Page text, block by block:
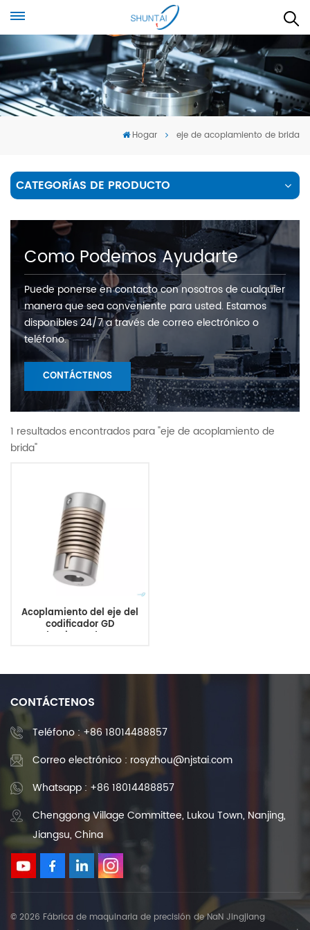
Hogar eje de acoplamiento de brida
CATEGORÍAS DE PRODUCTO
Como Podemos Ayudarte
Puede ponerse en contacto con nosotros de cualquier
manera que sea conveniente para usted. Estamos
disponibles 24/7 a través de correo electrónico o
teléfono.
CONTÁCTENOS
1 resultados encontrados para "eje de acoplamiento de
brida"
Acoplamiento del eje del
codificador GD
Acoplamiento de resorte
CONTÁCTENOS
Teléfono :+86 18014488857
Correo electrónico : rosyzhou@njstai.com
Whatsapp : +86 18014488857
Chenggong Village Committee, Lukou Town, Nanjing,
Jiangsu, China
© 2026 Fábrica de maquinaria de precisión de NaN Jingjiang